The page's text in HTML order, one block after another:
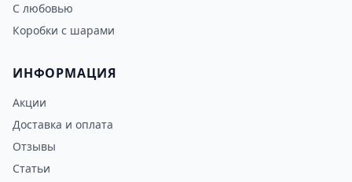
С любовью
Коробки с шарами
ИНФОРМАЦИЯ
Акции
Доставка и оплата
Отзывы
Статьи